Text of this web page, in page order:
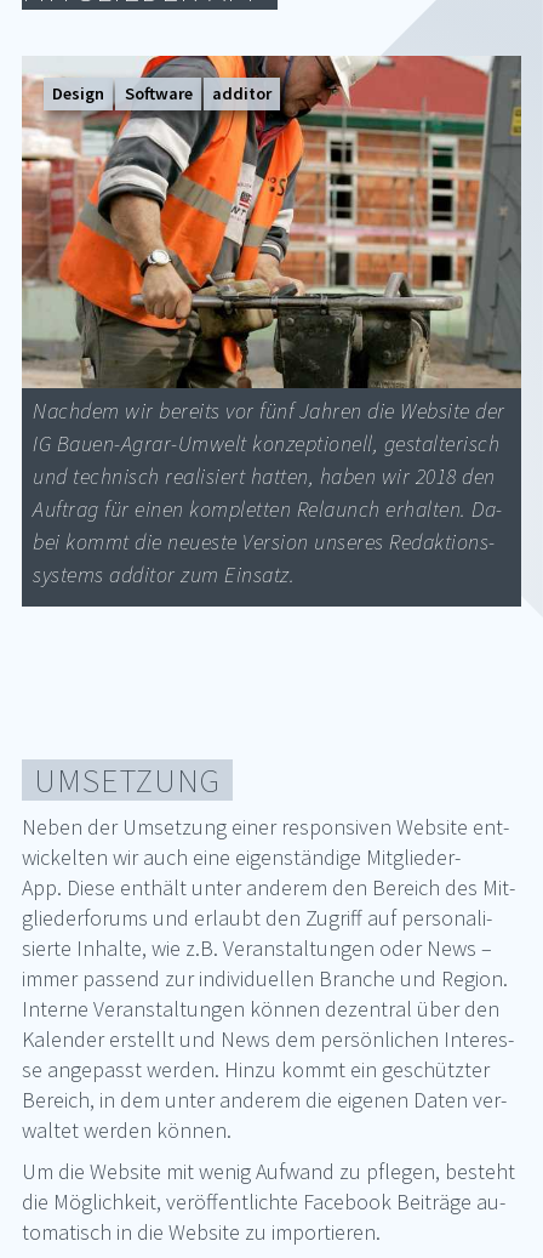
Design Software additor
Nach­dem wir be­reits vor fünf Jah­ren die Web­site der
IG Bau­en-Agrar-Um­welt kon­zep­tio­nell, ge­stal­te­risch
und tech­nisch rea­li­siert hat­ten, ha­ben wir 2018 den
Auf­trag für ei­nen kom­plet­ten Re­launch er­hal­ten. Da­
bei kommt die neu­es­te Ver­si­on un­se­res Re­dak­ti­ons­
sys­tems ad­di­tor zum Ein­satz.
UM­SET­ZUNG
Ne­ben der Um­set­zung ei­ner re­s­pon­siven Web­site ent­
wi­ckel­ten wir auch eine ei­gen­stän­di­ge Mit­glie­der-
App. Die­se ent­hält un­ter an­de­rem den Be­reich des Mit­
glie­der­fo­rums und er­laubt den Zu­griff auf per­so­na­li­
sier­te In­hal­te, wie z.B. Ver­an­stal­tun­gen oder News –
im­mer pas­send zur in­di­vi­du­el­len Bran­che und Re­gi­on.
In­ter­ne Ver­an­stal­tun­gen kön­nen de­zen­tral über den
Ka­len­der er­stellt und News dem per­sön­li­chen In­ter­es­
se an­ge­passt wer­den. Hin­zu kommt ein ge­schütz­ter
Be­reich, in dem un­ter an­de­rem die ei­ge­nen Da­ten ver­
wal­tet wer­den kön­nen.
Um die Web­site mit we­nig Auf­wand zu pfle­gen, be­steht
die Mög­lich­keit, ver­öf­fent­lich­te Face­book Bei­trä­ge au­
to­ma­tisch in die Web­site zu im­por­tie­ren.